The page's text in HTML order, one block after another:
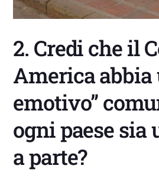
2. Credi che il
America abbia
emotivo”
ogni paese sia
a parte?